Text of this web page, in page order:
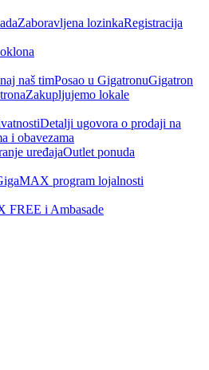
Zaboravljena lozinkaRegistracija
naš timPosao u GigatronuGigatron
Zakupljujemo lokale
Detalji ugovora o prodaji na
i obavezama
uređajaOutlet ponuda
program lojalnosti
FREE i Ambasade